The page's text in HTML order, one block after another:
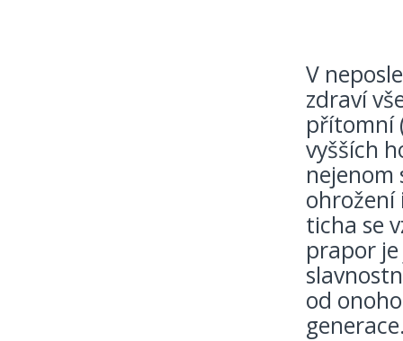
V
zdraví
přítomní
vyšších
nejenom
ohrožení
ticha se
prapor
od